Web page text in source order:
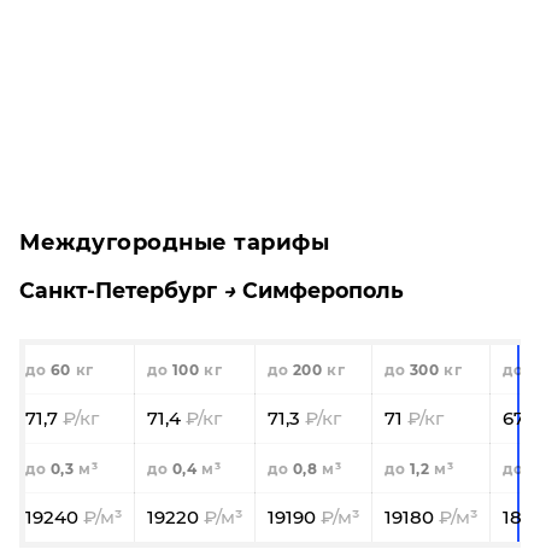
Междугородные тарифы
Санкт-Петербург Симферополь
60 100 200 300
71,7 71,4 71,3 71
0,3 0,4 0,8 1,2
19240 19220 19190 19180